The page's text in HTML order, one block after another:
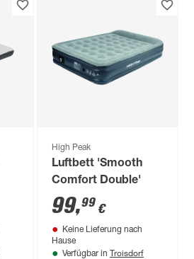
High Peak
Luftbett 'Smooth
Comfort Double'
99,99 €
Keine Lieferung nach
Hause
Verfügbar in Troisdorf